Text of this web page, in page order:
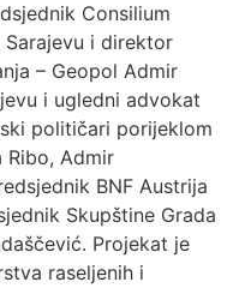
Consilium
Sarajevu i direktor
– Geopol Admir
i ugledni advokat
političari porijeklom
Ribo, Admir
BNF Austrija
Skupštine Grada
Projekat je
raseljenih i